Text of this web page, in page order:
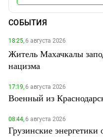
СОБЫТИЯ
18:25,6 августа 2026
Житель Махачкалы
нацизма
17:19,6 августа 2026
Военный из
08:44,6 августа 2026
Грузинские энергетики